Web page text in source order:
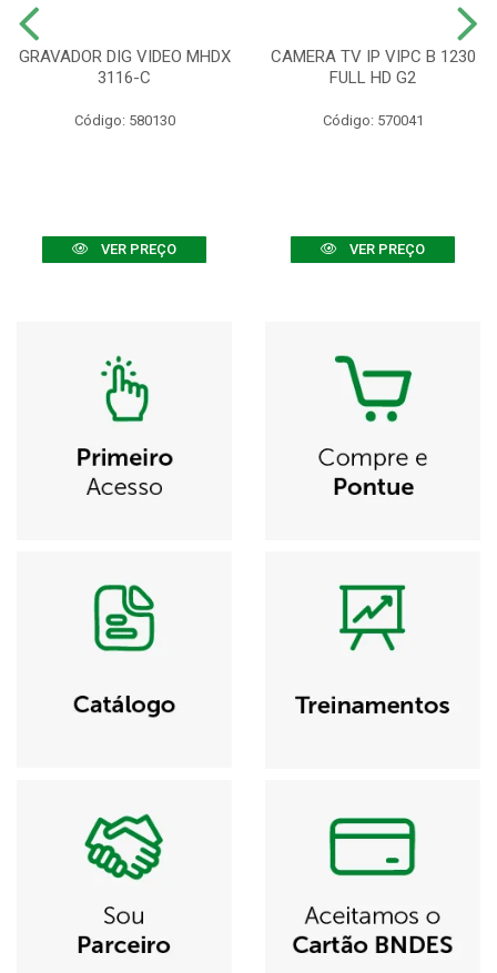
GRAVADOR DIG VIDEO MHDX
3116-C
Código: 580130
VER PREÇO
CAMERA TV IP VIPC B 1230
FULL HD G2
Código: 570041
VER PREÇO